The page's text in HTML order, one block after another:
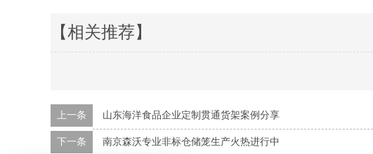
【相关推荐】
上一条 山东海洋食品企业定制贯通货架案例分享
下一条 南京森沃专业非标仓储笼生产火热进行中